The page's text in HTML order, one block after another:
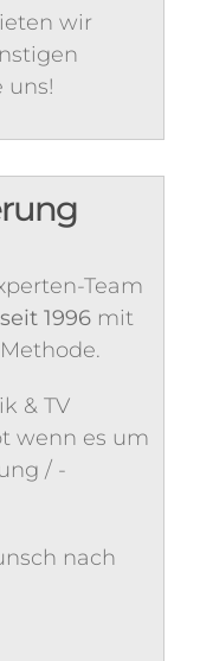
wir
uns!
Team
seit 1996 mit
& TV
wenn es um
/ -
nach